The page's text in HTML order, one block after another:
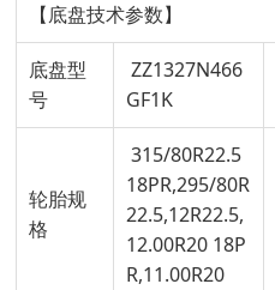
【底盘技术参数】
底盘型
号
ZZ1327N466
GF1K
轮胎规
格
315/80R22.5
18PR,295/80R
22.5,12R22.5,
12.00R20 18P
R,11.00R20